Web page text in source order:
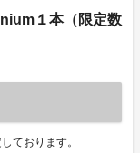
１本（限定数
ております。